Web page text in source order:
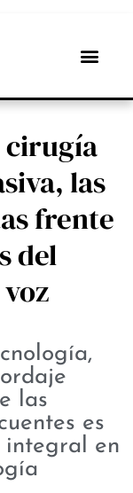
las
frente
del
las
es
integral en